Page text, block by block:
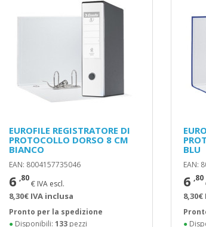
EUROFILE REGISTRATORE DI
PROTOCOLLO DORSO 8 CM
BIANCO
EAN: 8004157735046
6 ,80
€ IVA escl.
8,30€ IVA inclusa
Pronto per la spedizione
●Disponibili: 133pezzi
BLU
EAN:
6 ,80
●